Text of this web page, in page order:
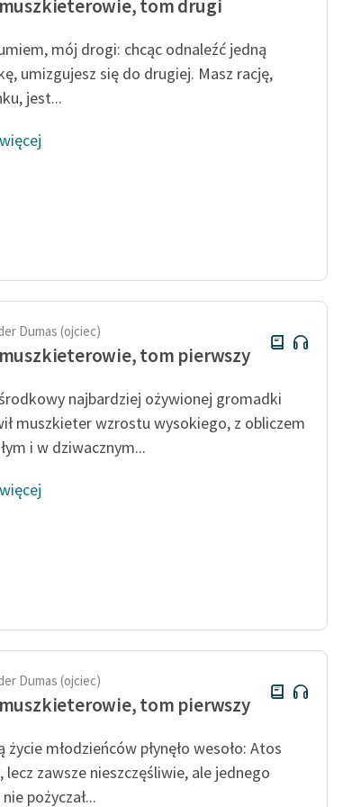
tom drugi
mój drogi: chcąc odnaleźć jedną
umizgujesz się do drugiej. Masz rację,
jest...
Dumas (ojciec)
tom pierwszy
najbardziej ożywionej gromadki
muszkieter wzrostu wysokiego, z obliczem
i w dziwacznym...
Dumas (ojciec)
tom pierwszy
życie młodzieńców płynęło wesoło: Atos
lecz zawsze nieszczęśliwie, ale jednego
pożyczał...